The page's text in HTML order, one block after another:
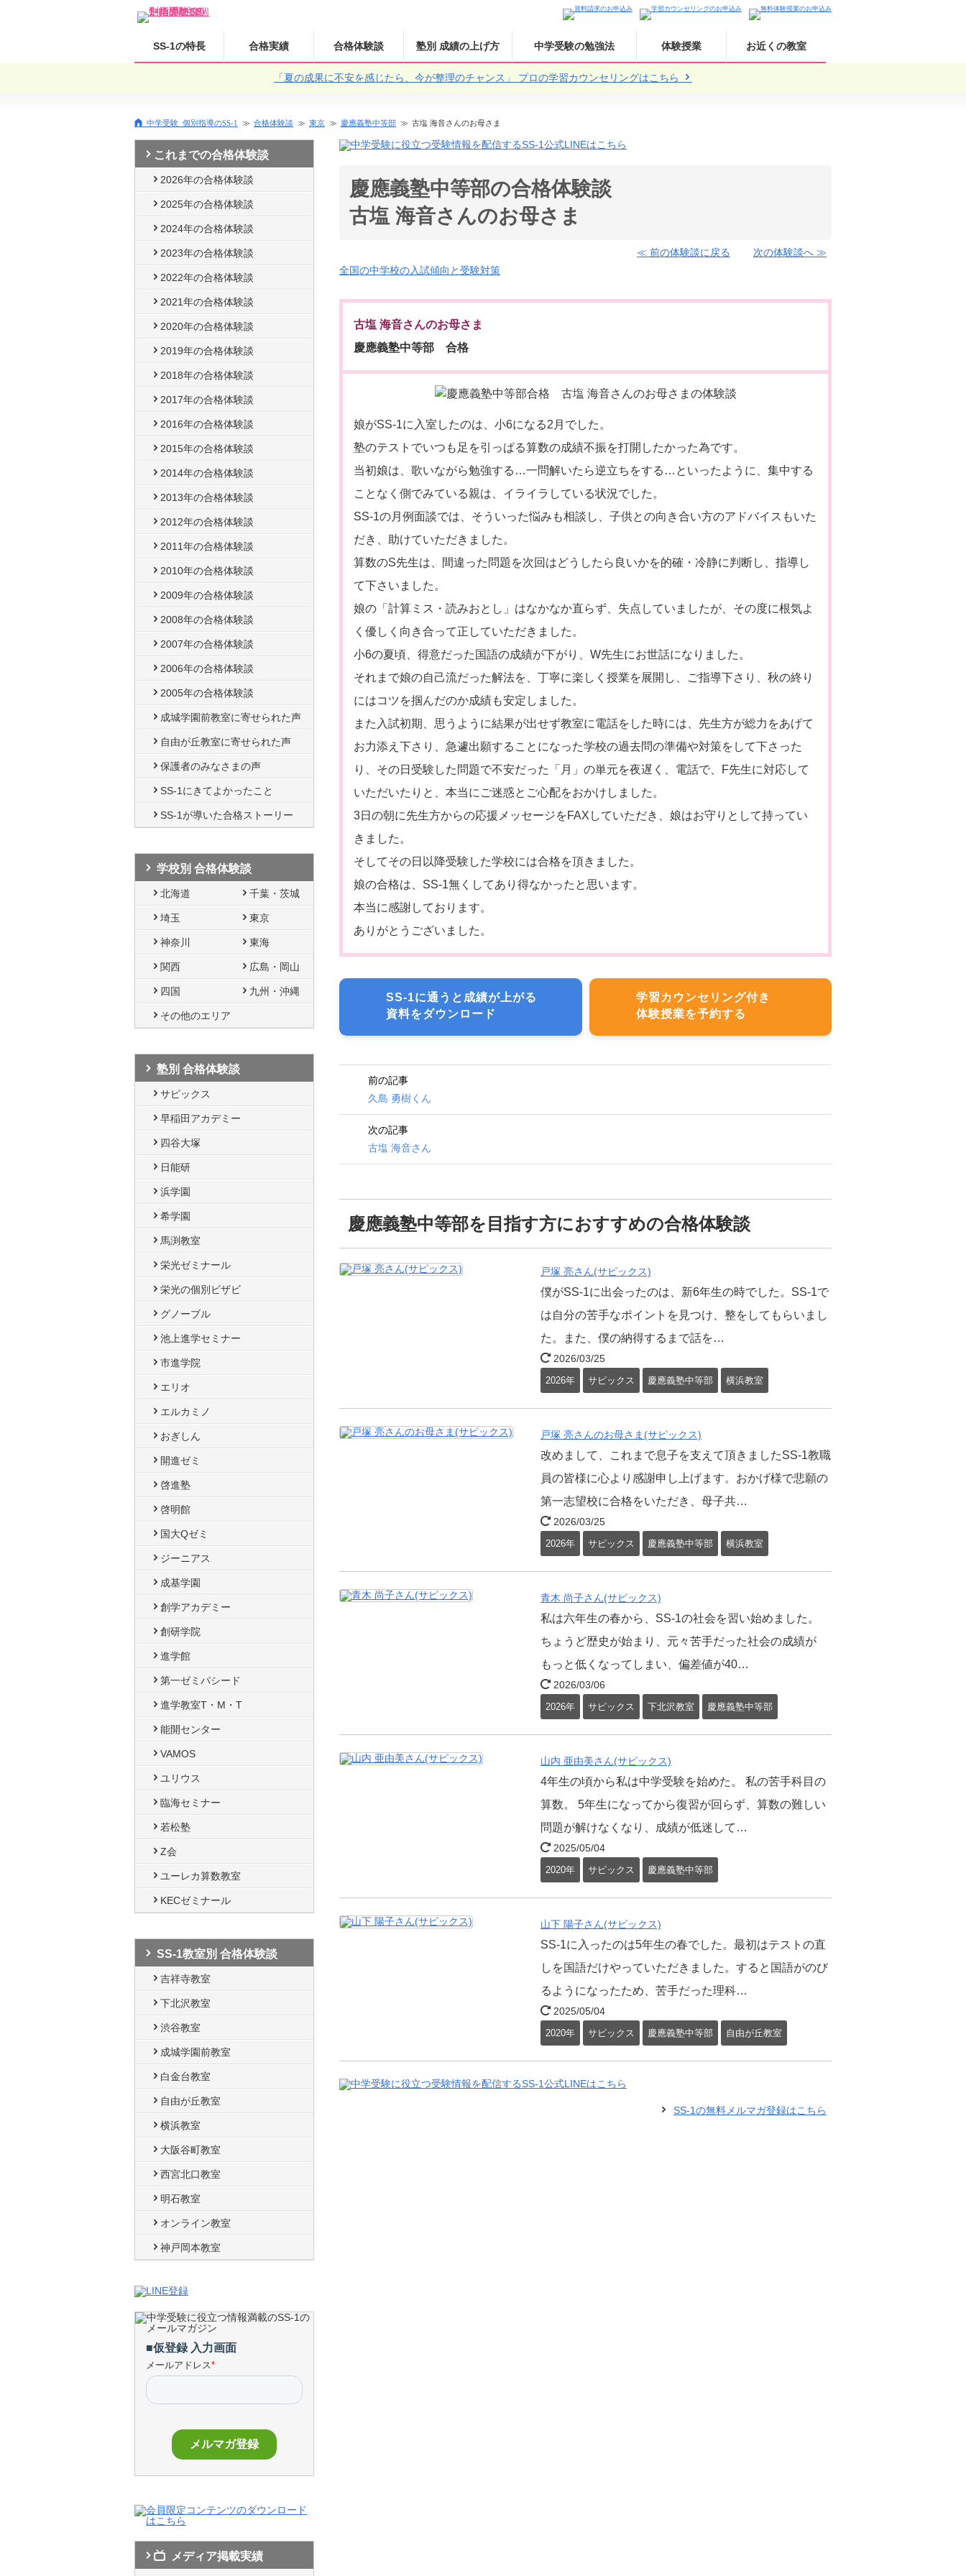
SS-1の特長 合格実績 合格体験談 塾別 成績の上げ方 中学受験の勉強法 体験授業 お近くの教室
「夏の成果に不安を感じたら、今が整理のチャンス」 プロの学習カウンセリングはこちら
中学受験 個別指導のSS-1 合格体験談 東京 慶應義塾中等部 古塩 海音さんのお母さま
慶應義塾中等部の合格体験談
古塩 海音さんのお母さま
≪ 前の体験談に戻る
次の体験談へ ≫
全国の中学校の入試傾向と受験対策
古塩 海音さんのお母さま
慶應義塾中等部 合格
娘がSS-1に入室したのは、小6になる2月でした。
塾のテストでいつも足を引っぱる算数の成績不振を打開したかった為です。
当初娘は、歌いながら勉強する…一問解いたら逆立ちをする…といったように、集中する
ことなく側でみている親は、イライラしている状況でした。
SS-1の月例面談では、そういった悩みも相談し、子供との向き合い方のアドバイスもいた
だき、助けていただきました。
算数のS先生は、間違った問題を次回はどうしたら良いかを的確・冷静に判断し、指導し
て下さいました。
娘の「計算ミス・読みおとし」はなかなか直らず、失点していましたが、その度に根気よ
く優しく向き合って正していただきました。
小6の夏頃、得意だった国語の成績が下がり、W先生にお世話になりました。
それまで娘の自己流だった解法を、丁寧に楽しく授業を展開し、ご指導下さり、秋の終り
にはコツを掴んだのか成績も安定しました。
また入試初期、思うように結果が出せず教室に電話をした時には、先生方が総力をあげて
お力添え下さり、急遽出願することになった学校の過去問の準備や対策をして下さった
り、その日受験した問題で不安だった「月」の単元を夜遅く、電話で、F先生に対応して
いただいたりと、本当にご迷惑とご心配をおかけしました。
3日の朝に先生方からの応援メッセージをFAXしていただき、娘はお守りとして持ってい
きました。
そしてその日以降受験した学校には合格を頂きました。
娘の合格は、SS-1無くしてあり得なかったと思います。
本当に感謝しております。
ありがとうございました。
SS-1に通うと成績が上がる
資料をダウンロード
学習カウンセリング付き
体験授業を予約する
前の記事
久島 勇樹くん
次の記事
古塩 海音さん
慶應義塾中等部を目指す方におすすめの合格体験談
戸塚 亮さん(サピックス)
僕がSS-1に出会ったのは、新6年生の時でした。SS-1で
は自分の苦手なポイントを見つけ、整をしてもらいまし
た。また、僕の納得するまで話を…
2026/03/25
2026年 サピックス 慶應義塾中等部 横浜教室
戸塚 亮さんのお母さま(サピックス)
改めまして、これまで息子を支えて頂きましたSS-1教職
員の皆様に心より感謝申し上げます。おかげ様で悲願の
第一志望校に合格をいただき、母子共…
2026/03/25
2026年 サピックス 慶應義塾中等部 横浜教室
青木 尚子さん(サピックス)
私は六年生の春から、SS-1の社会を習い始めました。
ちょうど歴史が始まり、元々苦手だった社会の成績が
もっと低くなってしまい、偏差値が40…
2026/03/06
2026年 サピックス 下北沢教室 慶應義塾中等部
山内 亜由美さん(サピックス)
4年生の頃から私は中学受験を始めた。 私の苦手科目の
算数。 5年生になってから復習が回らず、算数の難しい
問題が解けなくなり、成績が低迷して…
2025/05/04
2020年 サピックス 慶應義塾中等部
山下 陽子さん(サピックス)
SS-1に入ったのは5年生の春でした。最初はテストの直
しを国語だけやっていただきました。すると国語がのび
るようになったため、苦手だった理科…
2025/05/04
2020年 サピックス 慶應義塾中等部 自由が丘教室
SS-1の無料メルマガ登録はこちら
これまでの合格体験談
2026年の合格体験談
2025年の合格体験談
2024年の合格体験談
2023年の合格体験談
2022年の合格体験談
2021年の合格体験談
2020年の合格体験談
2019年の合格体験談
2018年の合格体験談
2017年の合格体験談
2016年の合格体験談
2015年の合格体験談
2014年の合格体験談
2013年の合格体験談
2012年の合格体験談
2011年の合格体験談
2010年の合格体験談
2009年の合格体験談
2008年の合格体験談
2007年の合格体験談
2006年の合格体験談
2005年の合格体験談
成城学園前教室に寄せられた声
自由が丘教室に寄せられた声
保護者のみなさまの声
SS-1にきてよかったこと
SS-1が導いた合格ストーリー
学校別 合格体験談
北海道 千葉・茨城
埼玉 東京
神奈川 東海
関西 広島・岡山
四国 九州・沖縄
その他のエリア
塾別 合格体験談
サピックス
早稲田アカデミー
四谷大塚
日能研
浜学園
希学園
馬渕教室
栄光ゼミナール
栄光の個別ビザビ
グノーブル
池上進学セミナー
市進学院
エリオ
エルカミノ
おぎしん
開進ゼミ
啓進塾
啓明館
国大Qゼミ
ジーニアス
成基学園
創学アカデミー
創研学院
進学館
第一ゼミパシード
進学教室T・М・T
能開センター
VAMOS
ユリウス
臨海セミナー
若松塾
Z会
ユーレカ算数教室
KECゼミナール
SS-1教室別 合格体験談
吉祥寺教室
下北沢教室
渋谷教室
成城学園前教室
白金台教室
自由が丘教室
横浜教室
大阪谷町教室
西宮北口教室
明石教室
オンライン教室
神戸岡本教室
メディア掲載実績